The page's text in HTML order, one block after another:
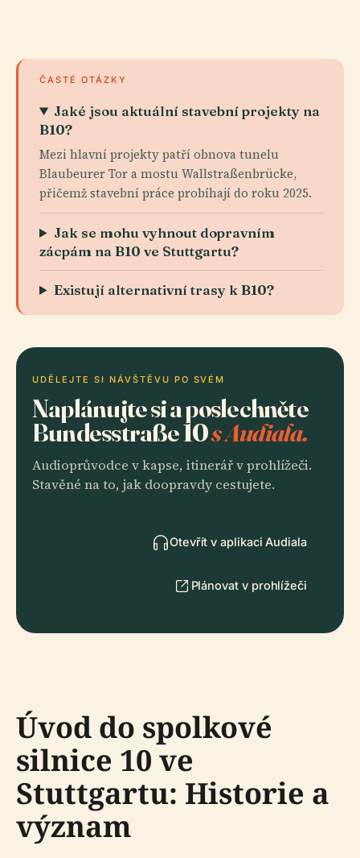
ČASTÉ OTÁZKY
Jaké jsou aktuální stavební projekty na
B10?
Mezi hlavní projekty patří obnova tunelu
Blaubeurer Tor a mostu Wallstraßenbrücke,
přičemž stavební práce probíhají do roku 2025.
Jak se mohu vyhnout dopravním
zácpám na B10 ve Stuttgartu?
Existují alternativní trasy k B10?
UDĚLEJTE SI NÁVŠTĚVU PO SVÉM
Naplánujte si a poslechněte
Bundesstraße 10s Audiala.
Audioprůvodce v kapse, itinerář v prohlížeči.
Stavěné na to, jak doopravdy cestujete.
Otevřít v aplikaci Audiala
Plánovat v prohlížeči
Úvod do spolkové
silnice 10 ve
Stuttgartu: Historie a
význam